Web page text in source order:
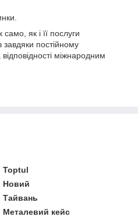
як і її послуги
завдяки постійному
міжнародним
Toptul
Новий
Тайвань
Металевий кейс